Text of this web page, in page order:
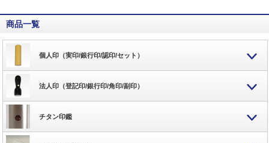
商品一覧
個人印（実印/銀行印/認印/セット）
法人印（登記印/銀行印/角印/副印）
チタン印鑑